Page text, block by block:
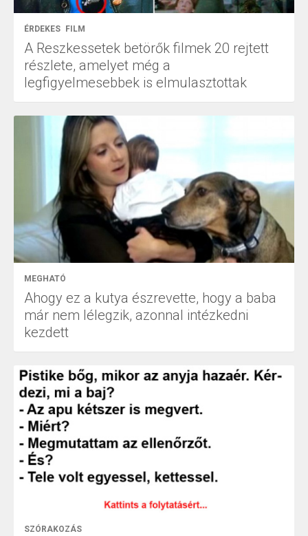
ÉRDEKES FILM
A Reszkessetek betörők filmek 20 rejtett
részlete, amelyet még a
legfigyelmesebbek is elmulasztottak
MEGHATÓ
Ahogy ez a kutya észrevette, hogy a baba
már nem lélegzik, azonnal intézkedni
kezdett
SZÓRAKOZÁS